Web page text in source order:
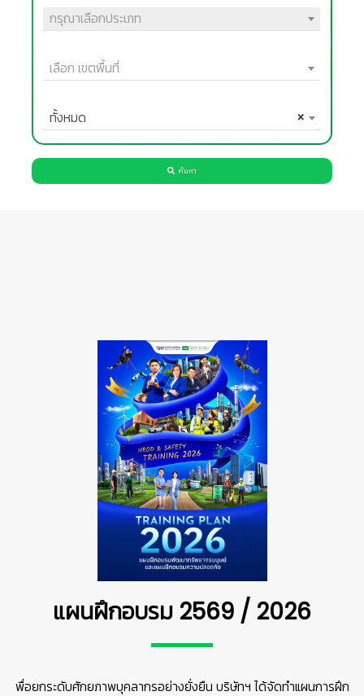
กรุณาเลือกประเภท
เลือก เขตพื้นที่
×
ทั้งหมด
ค้นหา
แผนฝึกอบรม 2569 / 2026
พื่อยกระดับศักยภาพบุคลากรอย่างยั่งยืน บริษัทฯ ได้จัดทำแผนการฝึก